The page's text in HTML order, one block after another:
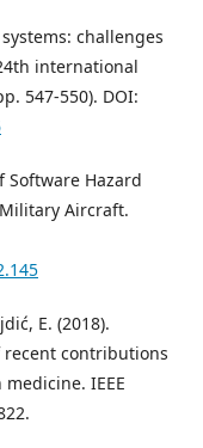
challenges
international
547-550). DOI:
Software Hazard
Aircraft.
E. (2018).
contributions
IEEE